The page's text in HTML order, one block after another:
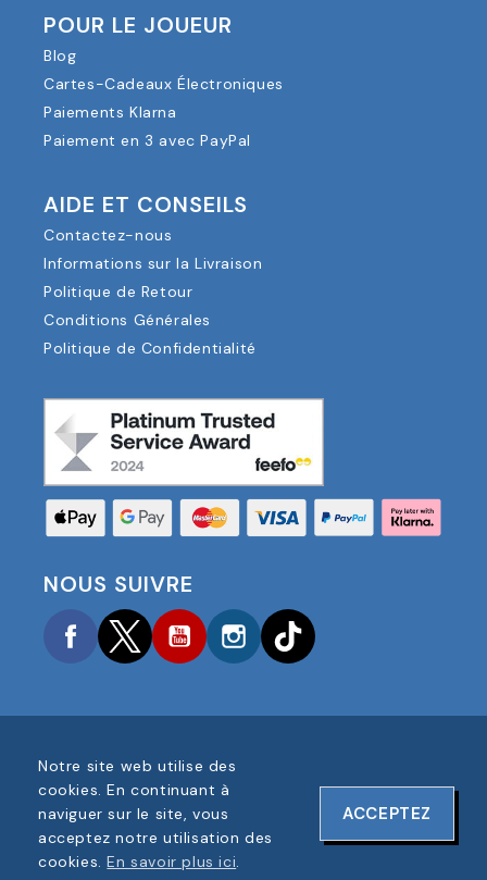
POUR LE JOUEUR
Blog
Cartes-Cadeaux Électroniques
Paiements Klarna
Paiement en 3 avec PayPal
AIDE ET CONSEILS
Contactez-nous
Informations sur la Livraison
Politique de Retour
Conditions Générales
Politique de Confidentialité
NOUS SUIVRE
FacebookTwitterYouTubeInstagram
COPYRIGHT © 2025 FOOTBALL AMERICA UK TOUS
DROITS RÉSERVÉS
NUMÉRO D'ENREGISTREMENT DE L'ENTREPRISE :
06354287
CONCEPTION DU SITE WEB PAR
Notre site web utilise des
cookies. En continuant à
naviguer sur le site, vous
acceptez notre utilisation des
cookies.En savoir plus ici.
ACCEPTEZ